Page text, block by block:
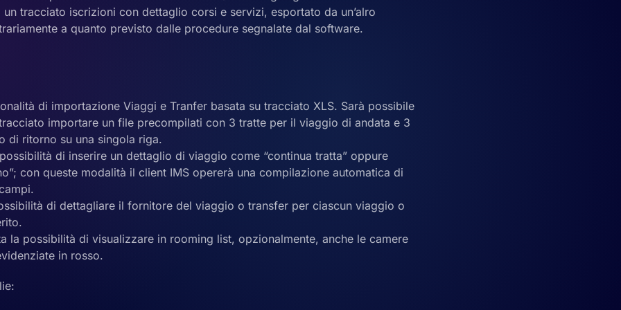
tracciato iscrizioni con dettaglio corsi e servizi, esportato da un’alro
a quanto previsto dalle procedure segnalate dal software.
di importazione Viaggi e Tranfer basata su tracciato XLS. Sarà possibile
importare un file precompilati con 3 tratte per il viaggio di andata e 3
di ritorno su una singola riga.
di inserire un dettaglio di viaggio come “continua tratta” oppure
con queste modalità il client IMS opererà una compilazione automatica di
di dettagliare il fornitore del viaggio o transfer per ciascun viaggio o
la possibilità di visualizzare in rooming list, opzionalmente, anche le camere
in rosso.